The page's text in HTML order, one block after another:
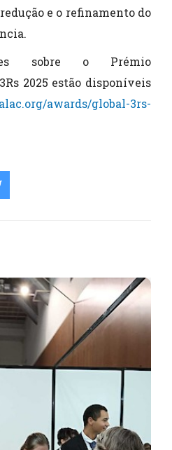
e o refinamento do
sobre o Prémio
2025 estão disponíveis
awards/global-3rs-